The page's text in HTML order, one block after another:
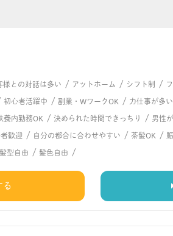
様との対話は多い / アットホーム / シフト制 /
初心者活躍中 / 副業・WワークOK / 力仕事が多い
養内勤務OK / 決められた時間できっちり / 男性
歓迎 / 自分の都合に合わせやすい / 茶髪OK /
髪型自由 / 髪色自由 /
る